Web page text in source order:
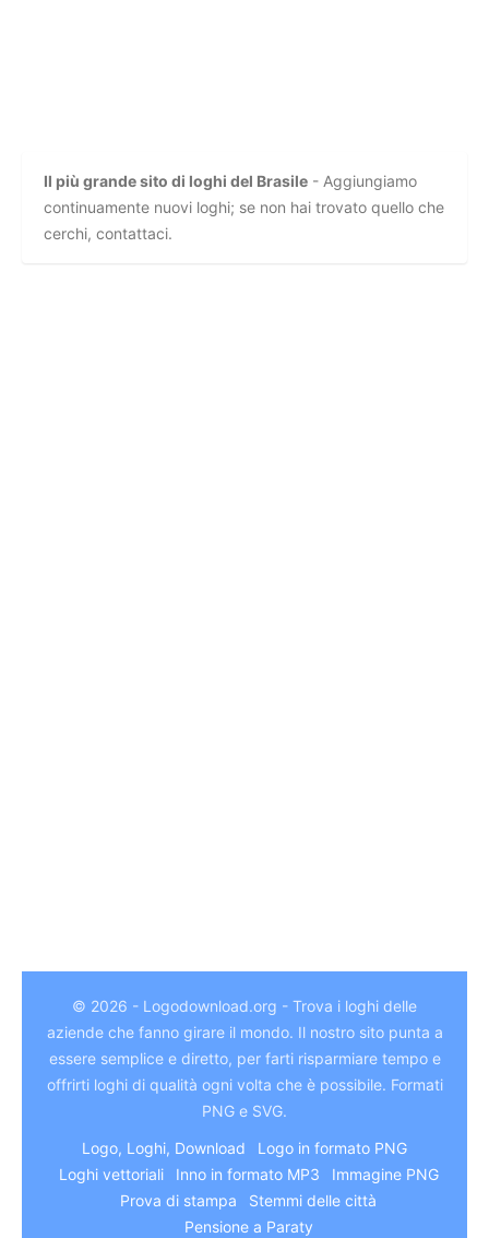
Il più grande sito di loghi del Brasile - Aggiungiamo
continuamente nuovi loghi; se non hai trovato quello che
cerchi, contattaci.
© 2026 - Logodownload.org - Trova i loghi delle
aziende che fanno girare il mondo. Il nostro sito punta a
essere semplice e diretto, per farti risparmiare tempo e
offrirti loghi di qualità ogni volta che è possibile. Formati
PNG e SVG.
Logo, Loghi, Download
Logo in formato PNG
Loghi vettoriali
Inno in formato MP3
Immagine PNG
Prova di stampa
Stemmi delle città
Pensione a Paraty
Japanese
Arabic
Chinese
German